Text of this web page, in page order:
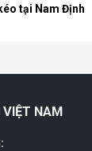
kéo tại Nam Định
NAM